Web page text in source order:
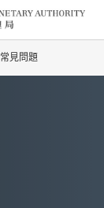
常見問題